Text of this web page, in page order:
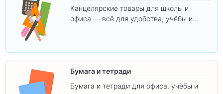
Канцелярские товары для школы и
офиса — всё для удобства, учёбы и
Бумага и тетради
Бумага и тетради для офиса, учёбы и